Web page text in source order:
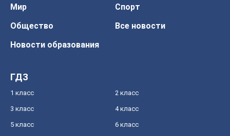
Мир
Спорт
Общество
Все новости
Новости образования
ГДЗ
1 класс 2 класс
3 класс 4 класс
5 класс 6 класс